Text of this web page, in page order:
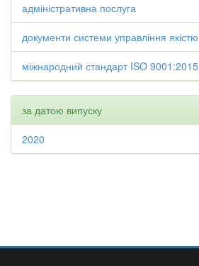
адміністративна послуга
документи системи управління якістю
міжнародний стандарт ISO 9001:2015
за датою випуску
2020